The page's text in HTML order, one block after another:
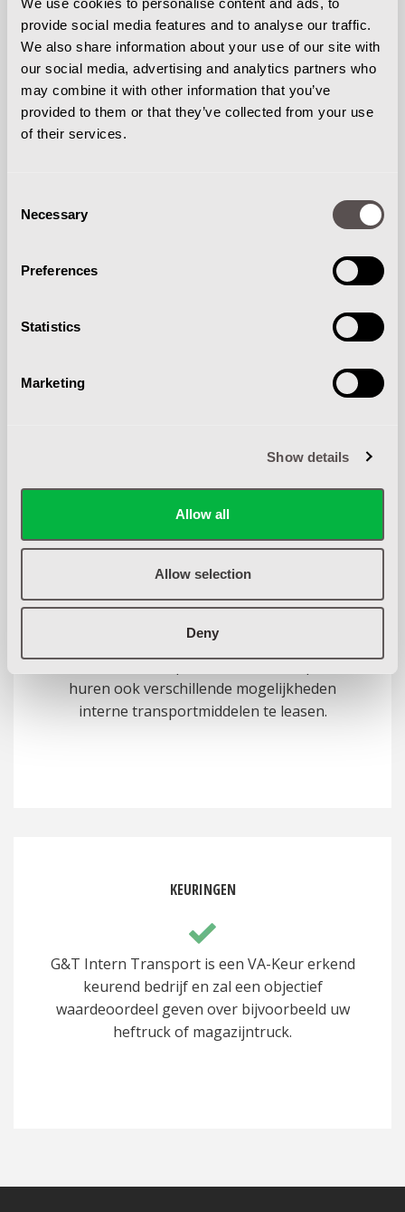
We use cookies to personalise content and ads, to
provide social media features and to analyse our traffic.
We also share information about your use of our site with
our social media, advertising and analytics partners who
may combine it with other information that you’ve
provided to them or that they’ve collected from your use
of their services.
Selection
Necessary
Preferences
Statistics
Marketing
Show details
Allow all
Allow selection
Deny
G&T Intern Transport biedt verschillende
servicepakketten aan om de levensduur van
bijvoorbeeld uw heftruck of magazijntruck te
verlengen.
Reparaties van interne transportmiddelen
worden met zorg uitgevoerd door onze
G&T Intern Transport biedt naast kopen of
huren ook verschillende mogelijkheden
interne transportmiddelen te leasen.
KEURINGEN
G&T Intern Transport is een VA-Keur erkend
keurend bedrijf en zal een objectief
waardeoordeel geven over bijvoorbeeld uw
heftruck of magazijntruck.